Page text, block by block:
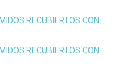
RECUBIERTOS CON
RECUBIERTOS CON